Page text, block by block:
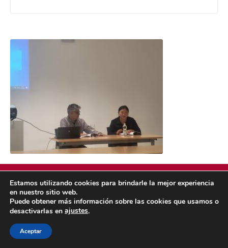
POLÍTICA DE COOKIES POLÍTICA DE PRIVACIDAD
Estamos utilizando cookies para brindarle la mejor experiencia
en nuestro sitio web.
Puede obtener más información sobre las cookies que usamos o
desactivarlas en ajustes.
Aceptar